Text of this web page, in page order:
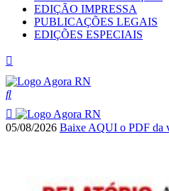
EDIÇÃO IMPRESSA
PUBLICAÇÕES LEGAIS
EDIÇÕES ESPECIAIS
05/08/2026 Baixe AQUI o PDF da